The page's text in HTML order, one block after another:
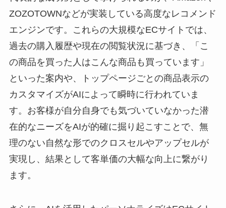
ZOZOTOWNなどが実装している高度なレコメンド
エンジンです。これらの大規模なECサイトでは、
過去の購入履歴や現在の閲覧状況に基づき、「こ
の商品を買った人はこんな商品も買っています」
といった案内や、トップページごとの商品表示の
カスタマイズがAIによって瞬時に行われていま
す。お客様が自分自身でも気づいていなかった潜
在的なニーズをAIが的確に掘り起こすことで、無
理のない自然な形でのクロスセルやアップセルが
実現し、結果として客単価の大幅な向上に繋がり
ます。